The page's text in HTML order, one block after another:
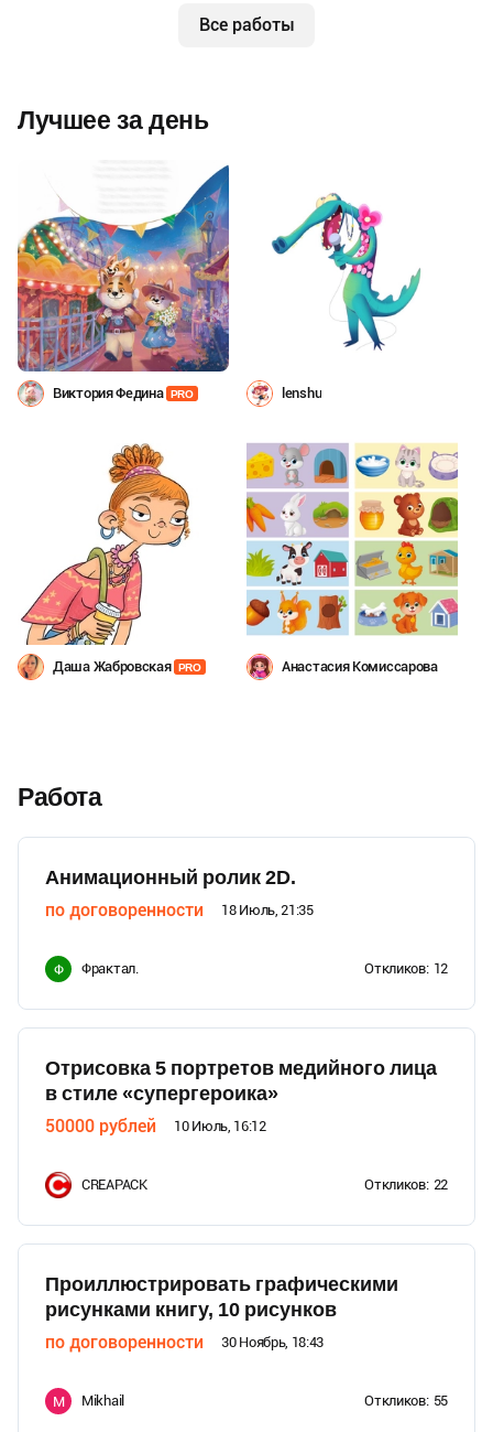
Все работы
Лучшее за день
Виктория Федина PRO lenshu
Даша Жабровская PRO Анастасия Комиссарова
Работа
Анимационный ролик 2D.
по договоренности 18 Июль, 21:35
Ф Фрактал. Откликов: 12
Отрисовка 5 портретов медийного лица
в стиле «супергероика»
50000 рублей 10 Июль, 16:12
CREAPACK Откликов: 22
Проиллюстрировать графическими
рисунками книгу, 10 рисунков
по договоренности 30 Ноябрь, 18:43
M Mikhail Откликов: 55